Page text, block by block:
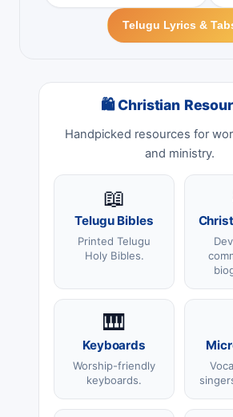
Telugu Lyrics &
🛍 Christian
Handpicked resources for
and ministry.
📖
Telugu Bibles
Printed Telugu
Holy Bibles.
🎹
Keyboards
Worship-friendly
keyboards.